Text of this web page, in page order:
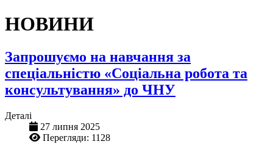
НОВИНИ
Запрошуємо на навчання за
спеціальністю «Соціальна робота та
консультування» до ЧНУ
Деталі
27 липня 2025
Перегляди: 1128